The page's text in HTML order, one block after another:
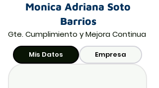
Monica Adriana Soto
Barrios
Gte. Cumplimiento y Mejora Continua
Mis Datos Empresa